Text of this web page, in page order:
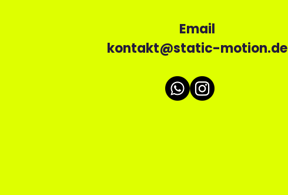
Email
kontakt@static-motion.de